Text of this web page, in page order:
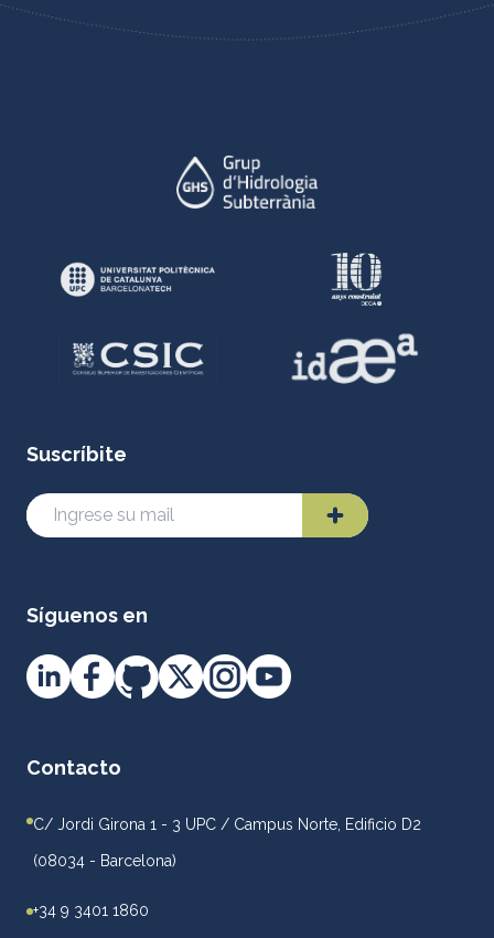
Suscríbite
Síguenos en
Contacto
C/ Jordi Girona 1 - 3 UPC / Campus Norte, Edificio D2
(08034 - Barcelona)
+34 9 3401 1860